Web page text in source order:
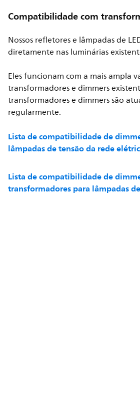
Compatibilidade com
Nossos refletores e lâmpadas de
diretamente nas luminárias
Eles funcionam com a mais ampla
transformadores e dimmers
transformadores e dimmers são
regularmente.
Lista de compatibilidade de
lâmpadas de tensão da rede
Lista de compatibilidade de
transformadores para lâmpadas